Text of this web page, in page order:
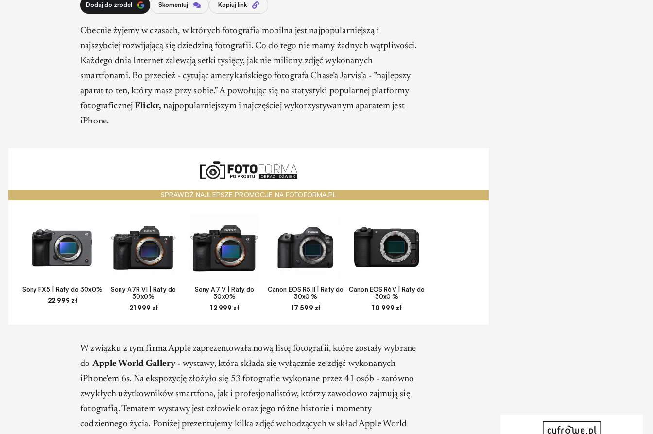
Dodaj do źródeł Skomentuj Kopiuj link
Obecnie żyjemy w czasach, w których fotografia mobilna jest najpopularniejszą i
najszybciej rozwijającą się dziedziną fotografii. Co do tego nie mamy żadnych wątpliwości.
Każdego dnia Internet zalewają setki tysięcy, jak nie miliony zdjęć wykonanych
smartfonami. Bo przecież - cytując amerykańskiego fotografa Chase’a Jarvis’a - ”najlepszy
aparat to ten, który masz przy sobie.”A powołując się na statystyki popularnej platformy
fotograficznejFlickr, najpopularniejszym i najczęściej wykorzystywanym aparatem jest
iPhone.
SPRAWDŹ NAJLEPSZE PROMOCJE NA FOTOFORMA.PL
Sony FX5 | Raty do 30x0%
22 999 zł
Sony A7R VI | Raty do
30x0%
21 999 zł
Sony A7 V | Raty do
30x0%
12 999 zł
Canon EOS R5 II | Raty do
30x0 %
17 599 zł
Canon EOS R6V | Raty do
30x0 %
10 999 zł
W związku z tym firma Apple zaprezentowała nową listę fotografii, które zostały wybrane
do Apple World Gallery - wystawy, która składa się wyłącznie ze zdjęć wykonanych
iPhone’em 6s. Na ekspozycję złożyło się 53 fotografie wykonane przez 41 osób - zarówno
zwykłych użytkowników smartfona, jak i profesjonalistów, którzy zawodowo zajmują się
fotografią. Tematem wystawy jest człowiek oraz jego różne historie i momenty
codziennego życia. Poniżej prezentujemy kilka zdjęć wchodzących w skład Apple World